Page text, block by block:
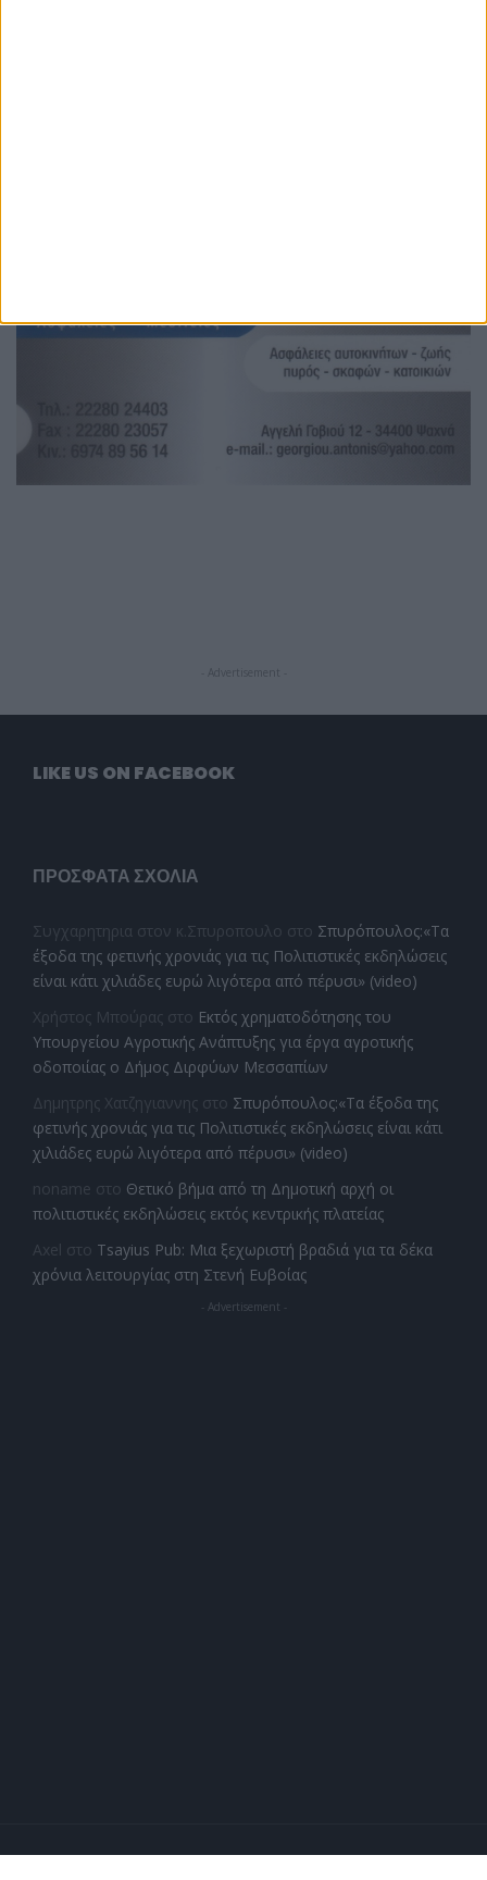
- Advertisement -
LIKE US ON FACEBOOK
ΠΡΌΣΦΑΤΑ ΣΧΌΛΙΑ
Συγχαρητηρια στον κ.Σπυροπουλο στο Σπυρόπουλος:«Τα
έξοδα της φετινής χρονιάς για τις Πολιτιστικές εκδηλώσεις
είναι κάτι χιλιάδες ευρώ λιγότερα από πέρυσι» (video)
Χρήστος Μπούρας στο Εκτός χρηματοδότησης του
Υπουργείου Αγροτικής Ανάπτυξης για έργα αγροτικής
οδοποιίας ο Δήμος Διρφύων Μεσσαπίων
Δημητρης Χατζηγιαννης στο Σπυρόπουλος:«Τα έξοδα της
φετινής χρονιάς για τις Πολιτιστικές εκδηλώσεις είναι κάτι
χιλιάδες ευρώ λιγότερα από πέρυσι» (video)
noname στο Θετικό βήμα από τη Δημοτική αρχή οι
πολιτιστικές εκδηλώσεις εκτός κεντρικής πλατείας
Axel στο Tsayius Pub: Μια ξεχωριστή βραδιά για τα δέκα
χρόνια λειτουργίας στη Στενή Ευβοίας
- Advertisement -